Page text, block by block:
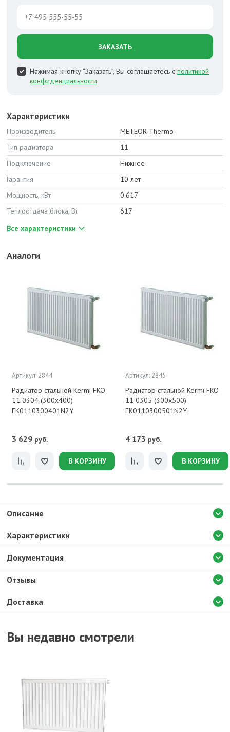
ЗАКАЗАТЬ
Нажимая кнопку “Заказать”, Вы соглашаетесь с политикой
конфиденциальности
Характеристики
Производитель
METEOR Thermo
Тип радиатора
11
Подключение
Нижнее
Гарантия
10 лет
Мощность, кВт
0.617
Теплоотдача блока, Вт
617
Все характеристики
Аналоги
Артикул: 2844
Радиатор стальной Kermi FKO
11 0304 (300x400)
FK0110300401N2Y
3 629 руб.
В КОРЗИНУ
Артикул: 2845
Радиатор стальной Kermi FKO
11 0305 (300x500)
FK0110300501N2Y
4 173 руб.
В КОРЗИНУ
Доставка
Описание
Характеристики
Документация
Отзывы
Вы недавно смотрели